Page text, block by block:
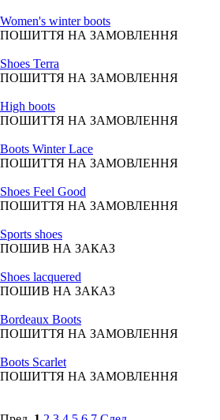
Women's winter boots
ПОШИТТЯ НА ЗАМОВЛЕННЯ
Shoes Terra
ПОШИТТЯ НА ЗАМОВЛЕННЯ
High boots
ПОШИТТЯ НА ЗАМОВЛЕННЯ
Boots Winter Lace
ПОШИТТЯ НА ЗАМОВЛЕННЯ
Shoes Feel Good
ПОШИТТЯ НА ЗАМОВЛЕННЯ
Sports shoes
ПОШИВ НА ЗАКАЗ
Shoes lacquered
ПОШИВ НА ЗАКАЗ
Bordeaux Boots
ПОШИТТЯ НА ЗАМОВЛЕННЯ
Boots Scarlet
ПОШИТТЯ НА ЗАМОВЛЕННЯ